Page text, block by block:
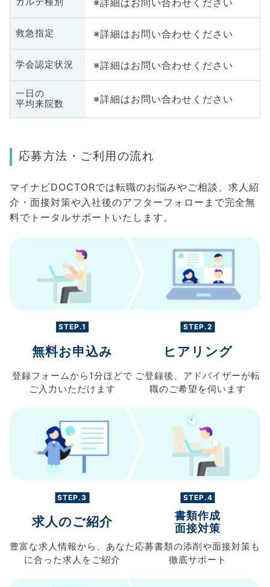
救急指定 ※詳細はお問い合わせください
学会認定状況 ※詳細はお問い合わせください
一日の
平均来院数
※詳細はお問い合わせください
応募方法・ご利用の流れ
マイナビDOCTORでは転職のお悩みやご相談、求人紹
介・面接対策や入社後のアフターフォローまで完全無
料でトータルサポートいたします。
STEP.1
無料お申込み
登録フォームから 1分ほどで
ご入力 いただけます
STEP.2
ヒアリング
ご登録後、 アドバイザーが転
職のご希望を伺います
STEP.3
求人のご紹介
豊富な求人情報から、 あなた
に合った求人を ご紹介
STEP.4
書類作成
面接対策
応募書類の添削や面接対策も
徹底サポート